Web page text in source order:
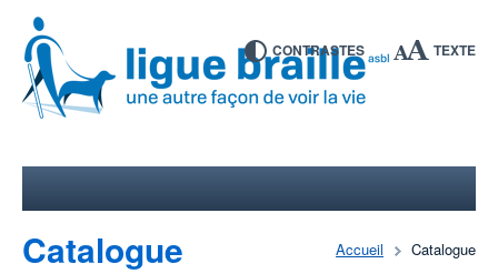
CONTRASTES TEXTE
Accueil Catalogue
Catalogue